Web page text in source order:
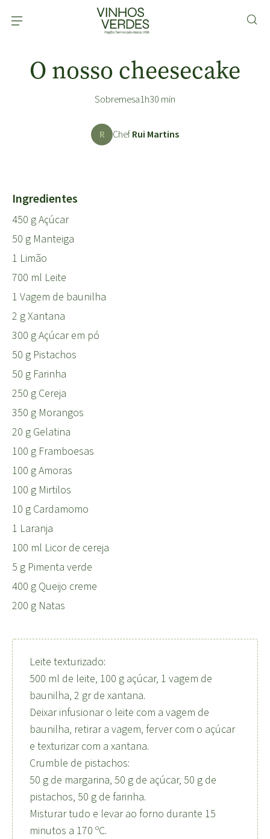
O nosso cheesecake
Sobremesa1h30 min
R ChefRui Martins
Ingredientes
450 g Açúcar
50 g Manteiga
1 Limão
700 ml Leite
1 Vagem de baunilha
2 g Xantana
300 g Açúcar em pó
50 g Pistachos
50 g Farinha
250 g Cereja
350 g Morangos
20 g Gelatina
100 g Framboesas
100 g Amoras
100 g Mirtilos
10 g Cardamomo
1 Laranja
100 ml Licor de cereja
5 g Pimenta verde
400 g Queijo creme
200 g Natas
Leite texturizado:
500 ml de leite, 100 g açúcar, 1 vagem de
baunilha, 2 gr de xantana.
Deixar infusionar o leite com a vagem de
baunilha, retirar a vagem, ferver com o açúcar
e texturizar com a xantana.
Crumble de pistachos:
50 g de margarina, 50 g de açúcar, 50 g de
pistachos, 50 g de farinha.
Misturar tudo e levar ao forno durante 15
minutos a 170 ºC.